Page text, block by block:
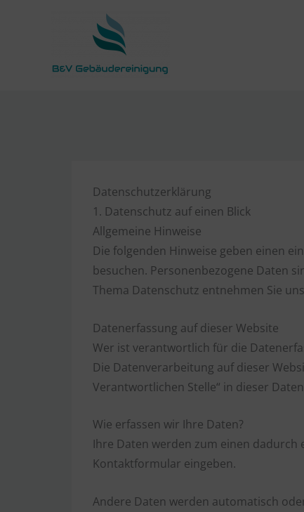
Datenschutz­erklärung
1. Datenschutz auf einen Blick
Allgemeine Hinweise
Die folgenden Hinweise geben einen
besuchen. Personenbezogene Daten
Thema Datenschutz entnehmen Sie
Datenerfassung auf dieser Website
Wer ist verantwortlich für die
Die Datenverarbeitung auf dieser
Verantwortlichen Stelle“ in dieser
Wie erfassen wir Ihre Daten?
Ihre Daten werden zum einen dadurch
Kontaktformular eingeben.
Andere Daten werden automatisch